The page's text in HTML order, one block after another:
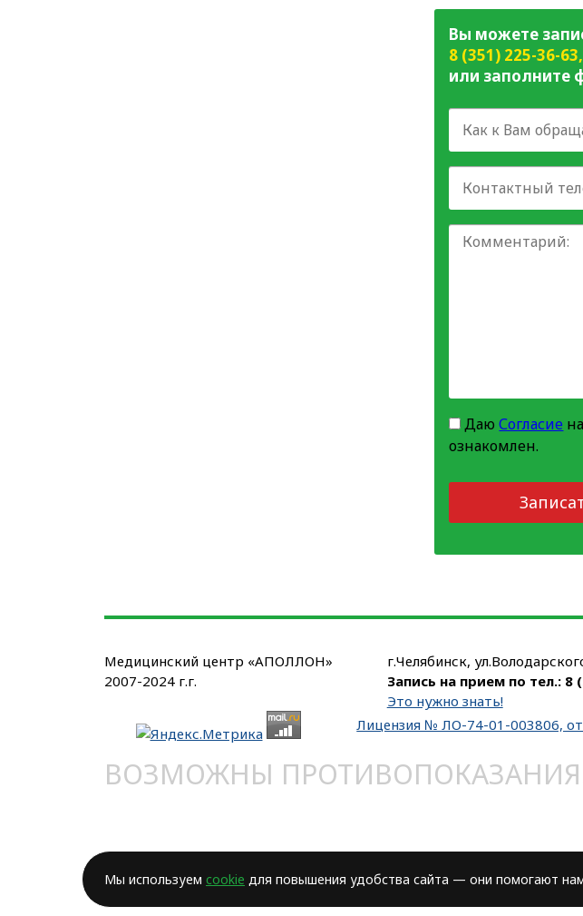
Вы можете
8 (351) 225-36-63,
или заполните
ДаюСогласие
ознакомлен.
Медицинский центр «АПОЛЛОН»
2007-2024 г.г.
г.Челябинск,
Запись на прием по тел.: 8
Это нужно знать!
Лицензия № ЛО-74-01-003806,
ВОЗМОЖНЫ
Мы используем cookie для повышения удобства сайта — они помогают